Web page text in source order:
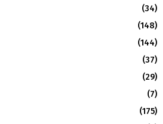
(34)
(148)
(144)
(37)
(29)
(7)
(175)